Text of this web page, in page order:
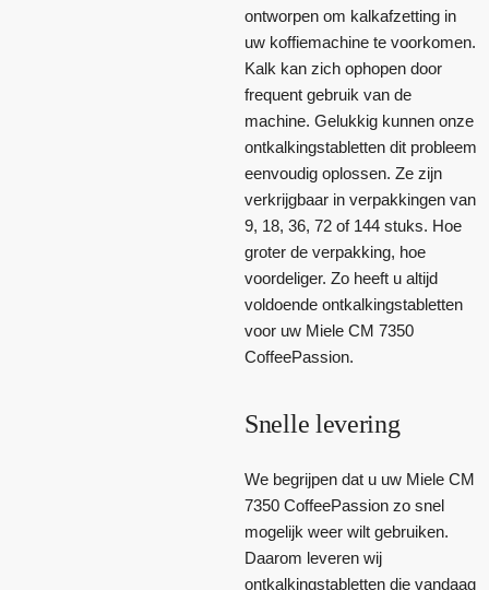
ontworpen om kalkafzetting in
uw koffiemachine te voorkomen.
Kalk kan zich ophopen door
frequent gebruik van de
machine. Gelukkig kunnen onze
ontkalkingstabletten dit probleem
eenvoudig oplossen. Ze zijn
verkrijgbaar in verpakkingen van
9, 18, 36, 72 of 144 stuks. Hoe
groter de verpakking, hoe
voordeliger. Zo heeft u altijd
voldoende ontkalkingstabletten
voor uw Miele CM 7350
CoffeePassion.
Snelle levering
We begrijpen dat u uw Miele CM
7350 CoffeePassion zo snel
mogelijk weer wilt gebruiken.
Daarom leveren wij
ontkalkingstabletten die vandaag